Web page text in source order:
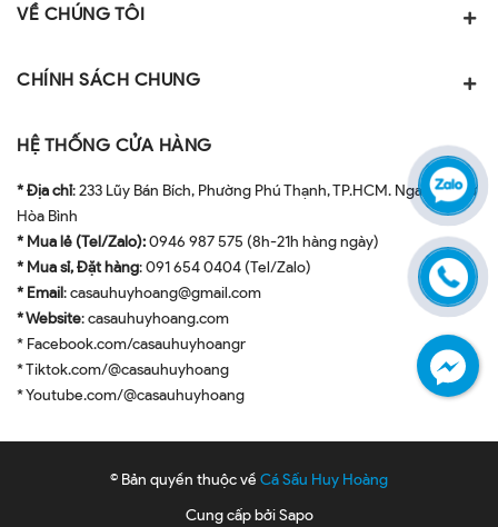
VỀ CHÚNG TÔI
CHÍNH SÁCH CHUNG
HỆ THỐNG CỬA HÀNG
* Địa chỉ: 233 Lũy Bán Bích, Phường Phú Thạnh, TP.HCM. Ngay ngã tư
Hòa Bình
* Mua lẻ (Tel/Zalo):0946 987 575 (8h-21h hàng ngày)
* Mua sỉ, Đặt hàng: 091 654 0404 (Tel/Zalo)
* Email: casauhuyhoang@gmail.com
* Website: casauhuyhoang.com
* Facebook.com/casauhuyhoangr
* Tiktok.com/@casauhuyhoang
* Youtube.com/@casauhuyhoang
© Bản quyền thuộc về Cá Sấu Huy Hoàng
Cung cấp bởi Sapo